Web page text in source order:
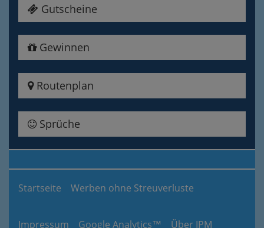
Gutscheine
Gewinnen
Routenplan
Sprüche
Startseite Werben ohne Streuverluste
Impressum Google Analytics™ Über IPM